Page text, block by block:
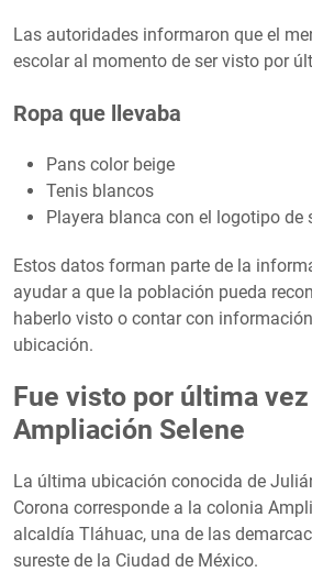
Las autoridades informaron que el
escolar al momento de ser visto por
Ropa que llevaba
Pans color beige
Tenis blancos
Playera blanca con el logotipo de
Estos datos forman parte de la
ayudar a que la población pueda
haberlo visto o contar con
ubicación.
Fue visto por última
Ampliación Selene
La última ubicación conocida de
Corona corresponde a la colonia
alcaldía Tláhuac, una de las
sureste de la Ciudad de México.